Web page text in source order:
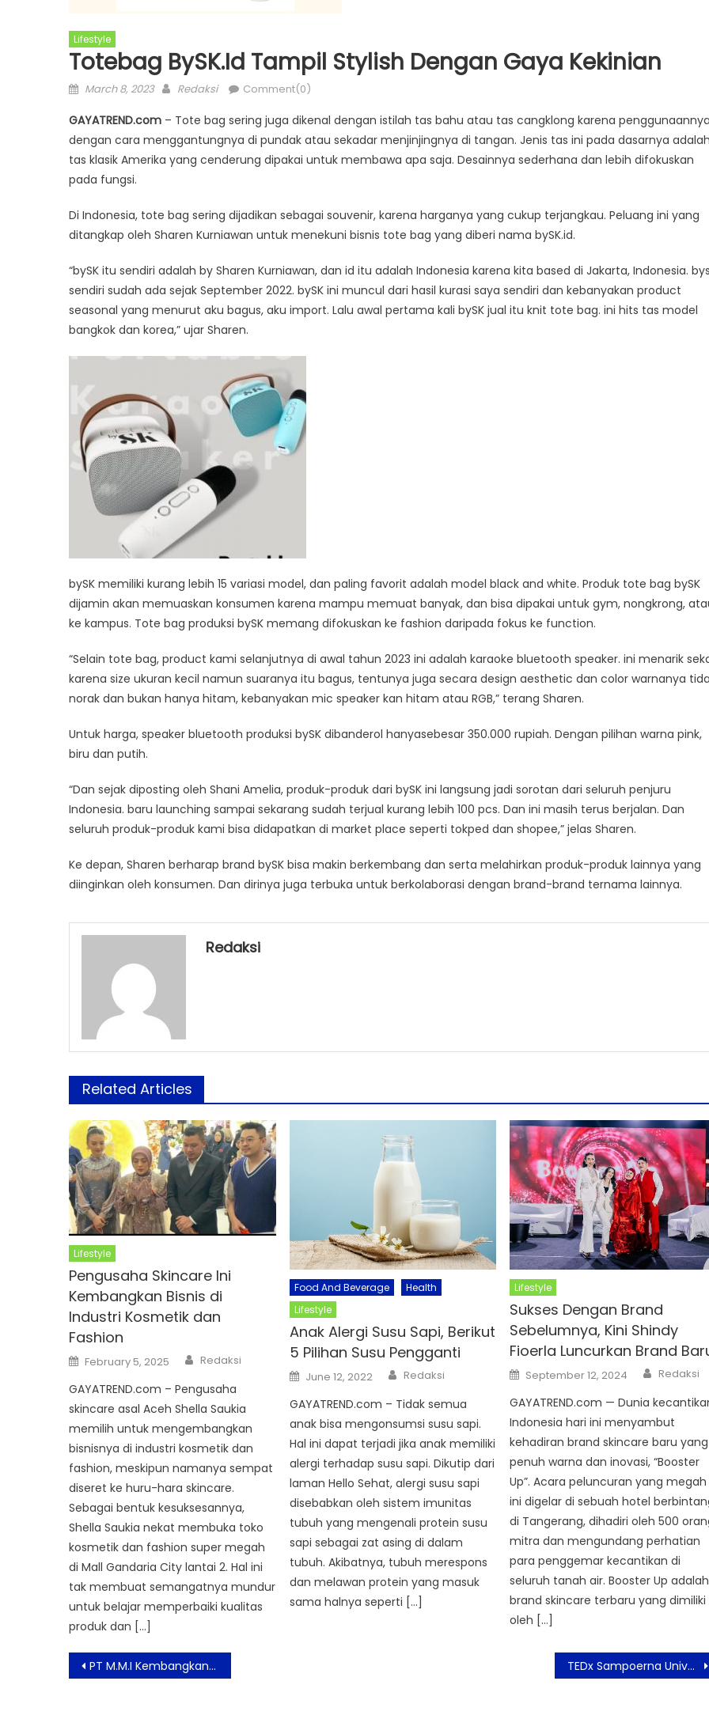
Lifestyle
Totebag BySK.id Tampil Stylish Dengan Gaya Kekinian
Posted
March 8, 2023 Author
Redaksi Comment(0)
GAYATREND.com – Tote bag sering juga dikenal dengan istilah tas bahu atau tas cangklong karena
dengan cara menggantungnya di pundak atau sekadar menjinjingnya di tangan. Jenis tas ini pada dasarnya
tas klasik Amerika yang cenderung dipakai untuk membawa apa saja. Desainnya sederhana dan lebih difokuskan
pada fungsi.
Di Indonesia, tote bag sering dijadikan sebagai souvenir, karena harganya yang cukup terjangkau. Peluang ini yang
ditangkap oleh Sharen Kurniawan untuk menekuni bisnis tote bag yang diberi nama bySK.id.
“bySK itu sendiri adalah by Sharen Kurniawan, dan id itu adalah Indonesia karena kita based di Jakarta, Indonesia.
sendiri sudah ada sejak September 2022. bySK ini muncul dari hasil kurasi saya sendiri dan kebanyakan product
seasonal yang menurut aku bagus, aku import. Lalu awal pertama kali bySK jual itu knit tote bag. ini hits tas model
bangkok dan korea,” ujar Sharen.
bySK memiliki kurang lebih 15 variasi model, dan paling favorit adalah model black and white. Produk tote bag bySK
dijamin akan memuaskan konsumen karena mampu memuat banyak, dan bisa dipakai untuk gym, nongkrong,
ke kampus. Tote bag produksi bySK memang difokuskan ke fashion daripada fokus ke function.
“Selain tote bag, product kami selanjutnya di awal tahun 2023 ini adalah karaoke bluetooth speaker. ini menarik
karena size ukuran kecil namun suaranya itu bagus, tentunya juga secara design aesthetic dan color warnanya
norak dan bukan hanya hitam, kebanyakan mic speaker kan hitam atau RGB,” terang Sharen.
Untuk harga, speaker bluetooth produksi bySK dibanderol hanyasebesar 350.000 rupiah. Dengan pilihan warna pink,
biru dan putih.
“Dan sejak diposting oleh Shani Amelia, produk-produk dari bySK ini langsung jadi sorotan dari seluruh penjuru
Indonesia. baru launching sampai sekarang sudah terjual kurang lebih 100 pcs. Dan ini masih terus berjalan. Dan
seluruh produk-produk kami bisa didapatkan di market place seperti tokped dan shopee,” jelas Sharen.
Ke depan, Sharen berharap brand bySK bisa makin berkembang dan serta melahirkan produk-produk lainnya yang
diinginkan oleh konsumen. Dan dirinya juga terbuka untuk berkolaborasi dengan brand-brand ternama lainnya.
Redaksi
Related Articles
Lifestyle
Pengusaha Skincare Ini
Kembangkan Bisnis di
Industri Kosmetik dan
Fashion
Posted
on
February 5, 2025 Author
Redaksi
GAYATREND.com – Pengusaha
skincare asal Aceh Shella Saukia
memilih untuk mengembangkan
bisnisnya di industri kosmetik dan
fashion, meskipun namanya sempat
diseret ke huru-hara skincare.
Sebagai bentuk kesuksesannya,
Shella Saukia nekat membuka toko
kosmetik dan fashion super megah
di Mall Gandaria City lantai 2. Hal ini
tak membuat semangatnya mundur
untuk belajar memperbaiki kualitas
produk dan […]
Food And Beverage
Health
Lifestyle
Anak Alergi Susu Sapi, Berikut
5 Pilihan Susu Pengganti
Posted
on
June 12, 2022 Author
Redaksi
GAYATREND.com – Tidak semua
anak bisa mengonsumsi susu sapi.
Hal ini dapat terjadi jika anak memiliki
alergi terhadap susu sapi. Dikutip dari
laman Hello Sehat, alergi susu sapi
disebabkan oleh sistem imunitas
tubuh yang mengenali protein susu
sapi sebagai zat asing di dalam
tubuh. Akibatnya, tubuh merespons
dan melawan protein yang masuk
sama halnya seperti […]
Lifestyle
Sukses Dengan Brand
Sebelumnya, Kini Shindy
Fioerla Luncurkan Brand
Posted
on
September 12, 2024 Author
Redaksi
GAYATREND.com — Dunia
Indonesia hari ini menyambut
kehadiran brand skincare baru yang
penuh warna dan inovasi, “Booster
Up”. Acara peluncuran yang megah
ini digelar di sebuah hotel
di Tangerang, dihadiri oleh 500
mitra dan mengundang perhatian
para penggemar kecantikan di
seluruh tanah air. Booster Up adalah
brand skincare terbaru yang dimiliki
oleh […]
Post
navigation
PT M.M.I Kembangkan Area Bisnis Hair Care Brand Headspa 7 Asal Korea Selatan TEDx Sampoerna University Sukses Digelar, Gen Z Bersiap Jadi Navigator Masa Depan